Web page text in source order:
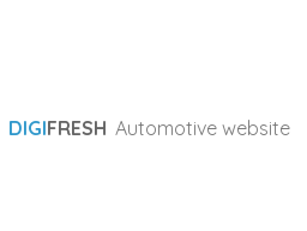
DIGIFRESH Automotive website